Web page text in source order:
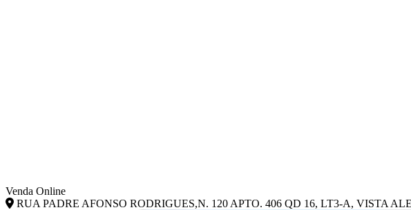
Venda Online
RUA PADRE AFONSO RODRIGUES,N. 120 APTO. 406 QD 16, LT3-A, VISTA